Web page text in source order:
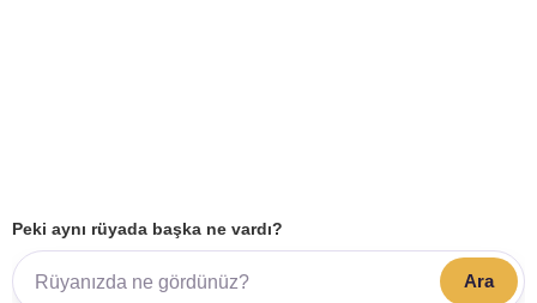
Peki aynı rüyada başka ne vardı?
Ara